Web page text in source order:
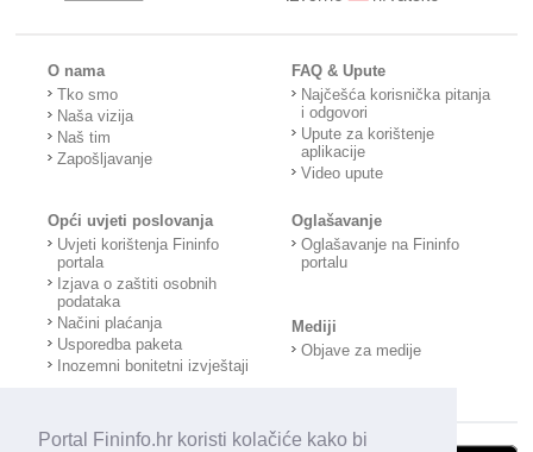
Portal Fininfo.hr koristi kolačiće kako bi
O nama
Tko smo
Naša vizija
Naš tim
Zapošljavanje
FAQ & Upute
Najčešća korisnička pitanja
i odgovori
Upute za korištenje
aplikacije
Video upute
Opći uvjeti poslovanja
Uvjeti korištenja Fininfo
portala
Izjava o zaštiti osobnih
podataka
Načini plaćanja
Usporedba paketa
Inozemni bonitetni izvještaji
Oglašavanje
Oglašavanje na Fininfo
portalu
Mediji
Objave za medije